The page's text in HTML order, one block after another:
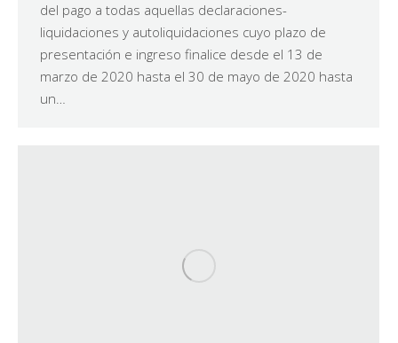
del pago a todas aquellas declaraciones-
liquidaciones y autoliquidaciones cuyo plazo de
presentación e ingreso finalice desde el 13 de
marzo de 2020 hasta el 30 de mayo de 2020 hasta
un…